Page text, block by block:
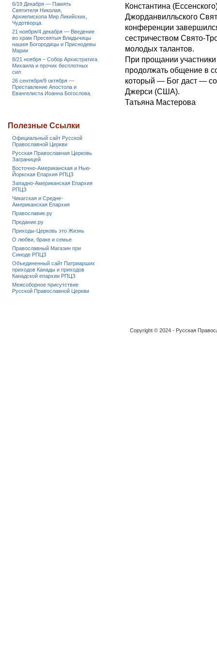
Константина
Джорданвилльского
конференции
сестричеством Свято-
молодых талантов.
При прощании
продолжать общение в
который — Бог даст —
Джерси (США).
Татьяна Мастерова
6/19 Декабря — Память
Святителя Николая,
Архиепископа Мир Ликийских,
Чудотворца.
21 ноября/4 декабря — Введение
во храм Пресвятыя Владычицы
нашея Богородицы и Приснодевы
Марии
8/21 ноября – Собор Архистратига
Михаила и прочих бесплотных
сил
26 сентября/9 октября —
Преставление Апостола и
Евангелиста Иоанна Богослова.
Полезные Ссылки
Официальный сайт Русской
Православной Церкви
Русская Православная Церковь
Заграницей
Восточно-Американская и Нью-
Йоркская Епархия РПЦЗ
Западно-Американская Епархия
РПЦЗ
Чикагская и Средне-
Американская Епархия
Православие.ру
Предание.ру
Приходы-Церковь это Жизнь
О любви, браке и семье
Православный Магазин при
Синоде РПЦЗ
Объединенный сайт Патриарших
приходов Канады и приходов
Канадской епархии РПЦЗ
Межсоборное присутствие
Русской Православной Церкви
Copyright © 2024 - Русская